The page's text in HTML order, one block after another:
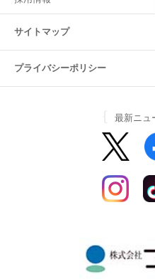
サイトマップ
プライバシーポリシー
最新ニュ